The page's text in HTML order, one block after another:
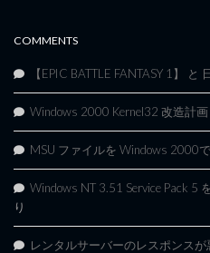
COMMENTS
【EPIC BATTLE FANTASY 1】 と
Windows 2000 Kernel32 改造計画
MSU ファイルを Windows 2000
Windows NT 3.51 Service Pack 5
り
レンタルサーバーのレスポンス